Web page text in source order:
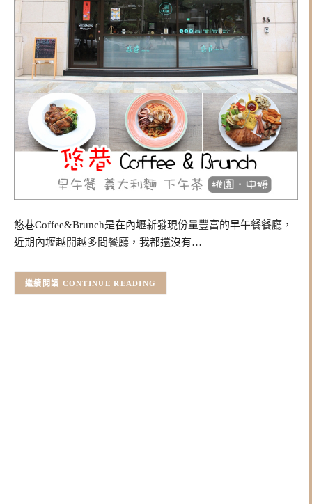
悠巷Coffee&Brunch是在內壢新發現份量豐富的早午餐餐廳，
近期內壢越開越多間餐廳，我都還沒有…
CONTINUE READING